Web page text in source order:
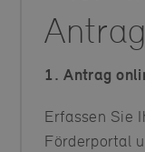
1. Antrag
Erfassen Sie
Förderportal